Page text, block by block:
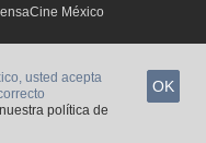
México
usted acepta
política de
OK